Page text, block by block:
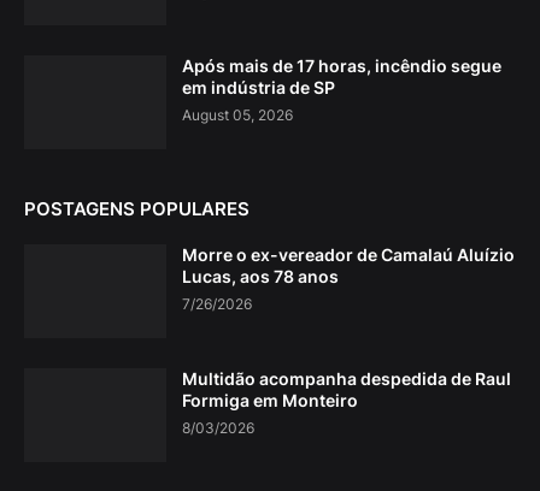
Após mais de 17 horas, incêndio segue
em indústria de SP
August 05, 2026
POSTAGENS POPULARES
Morre o ex-vereador de Camalaú Aluízio
Lucas, aos 78 anos
7/26/2026
Multidão acompanha despedida de Raul
Formiga em Monteiro
8/03/2026